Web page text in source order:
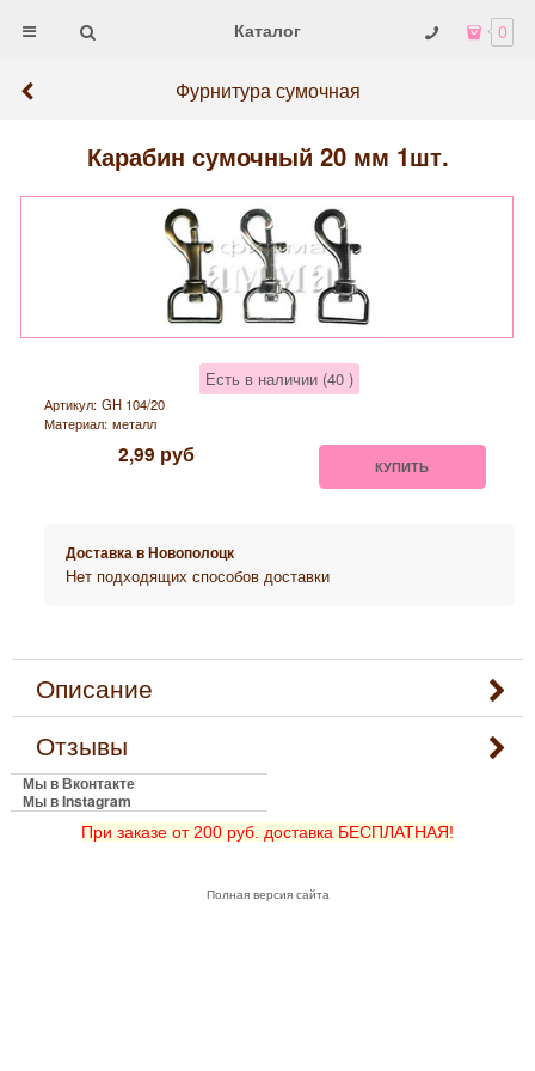
Каталог 0
Фурнитура сумочная
Карабин сумочный 20 мм 1шт.
Есть в наличии (40 )
Артикул: GH 104/20
Материал: металл
2,99 руб КУПИТЬ
Доставка вНовополоцк
Нет подходящих способов доставки
Описание
Отзывы
Мы в Вконтакте
Мы в Instagram
При заказе от 200 руб. доставка БЕСПЛАТНАЯ!
Полная версия сайта